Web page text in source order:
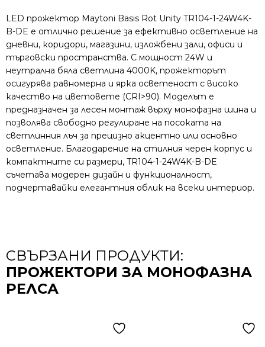
LED прожектор Maytoni Basis Rot Unity TR104-1-24W4K-
B-DE е отлично решение за ефективно осветление на
дневни, коридори, магазини, изложбени зали, офиси и
търговски пространства. С мощност 24W и
неутрална бяла светлина 4000K, прожекторът
осигурява равномерна и ярка осветеност с високо
качество на цветовете (CRI>90). Моделът е
предназначен за лесен монтаж върху монофазна шина и
позволява свободно регулиране на посоката на
светлинния лъч за прецизно акцентно или основно
осветление. Благодарение на стилния черен корпус и
компактните си размери, TR104-1-24W4K-B-DE
съчетава модерен дизайн и функционалност,
подчертавайки елегантния облик на всеки интериор.
СВЪРЗАНИ ПРОДУКТИ:
ПРОЖЕКТОРИ ЗА МОНОФАЗНА
РЕЛСА